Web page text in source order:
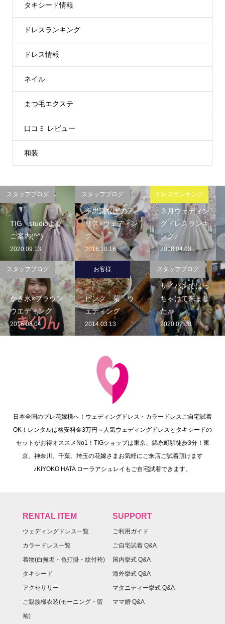
タキシード情報
ドレスランキング
ドレス情報
ネイル
まつ毛エクステ
口コミ レビュー
和装
TIG studioより
ご案内(^^)
2020.09.13
スタッフブログ
不思議な国のア
リス×ウェディン
グ
2016.10.16
スタッフブログ
３月ウェディン
グドレスランキ
ング♪
2018.04.03
ドレスランキング
かき氷×ブラウン
ウエディング
2016.08.04
スタッフブログ
ピンク 菊 ウ
ェディング
2014.03.13
お客様
サイパンではっ
ちゃけて来まし
た♪♪
2020.02.08
スタッフブログ
日本全国のプレ花嫁様へ！ウェディングドレス・カラードレスご自宅試着
OK！レンタルは格安料金3万円～人気ウェディングドレスとタキシードの
セットがお得オススメNo1！TIGショップは東京、錦糸町駅徒歩3分！東
京、神奈川、千葉、埼玉の花嫁さまお気軽にご来店ご試着頂けます
♪KIYOKO HATA ローラアシュレイもご自宅試着できます。
RENTAL ITEM
ウェディングドレス一覧
カラードレス一覧
着物(白無垢・色打掛・紋付袴)
タキシード
アクセサリー
ご親族様衣装(モーニング・留
袖)
SUPPORT
ご利用ガイド
ご自宅試着 Q&A
国内挙式 Q&A
海外挙式 Q&A
マタニティー挙式 Q&A
ママ婚 Q&A